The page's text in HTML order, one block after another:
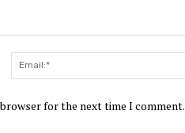
Name:*
for the next time I comment.